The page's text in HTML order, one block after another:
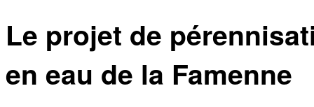
Le projet de
en eau de la Famenne